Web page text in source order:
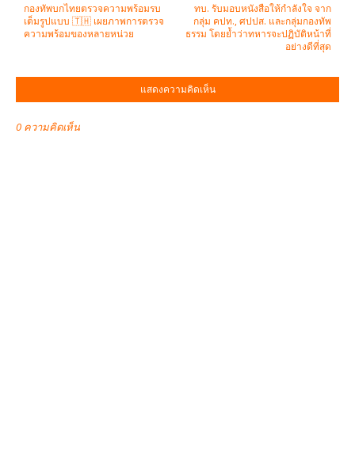
ทบ. รับมอบหนังสือให้กำลังใจ จาก
กลุ่ม คปท., ศปปส. และกลุ่มกองทัพ
ธรรม โดยย้ำว่าทหารจะปฏิบัติหน้าที่
อย่างดีที่สุด
กองทัพบกไทยตรวจความพร้อมรบ
เต็มรูปแบบ 🇹🇭 เผยภาพการตรวจ
ความพร้อมของหลายหน่วย
แสดงความคิดเห็น
0 ความคิดเห็น